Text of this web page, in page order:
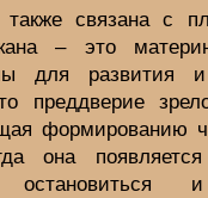
связана с
– это
для развития и
преддверие
формированию
она
остановиться